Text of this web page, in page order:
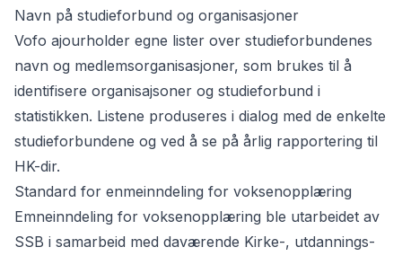
Navn på studieforbund og organisasjoner
Vofo ajourholder egne lister over studieforbundenes
navn og medlemsorganisasjoner, som brukes til å
identifisere organisajsoner og studieforbund i
statistikken. Listene produseres i dialog med de enkelte
studieforbundene og ved å se på årlig rapportering til
HK-dir.
Standard for enmeinndeling for voksenopplæring
Emneinndeling for voksenopplæring ble utarbeidet av
SSB i samarbeid med daværende Kirke-, utdannings-